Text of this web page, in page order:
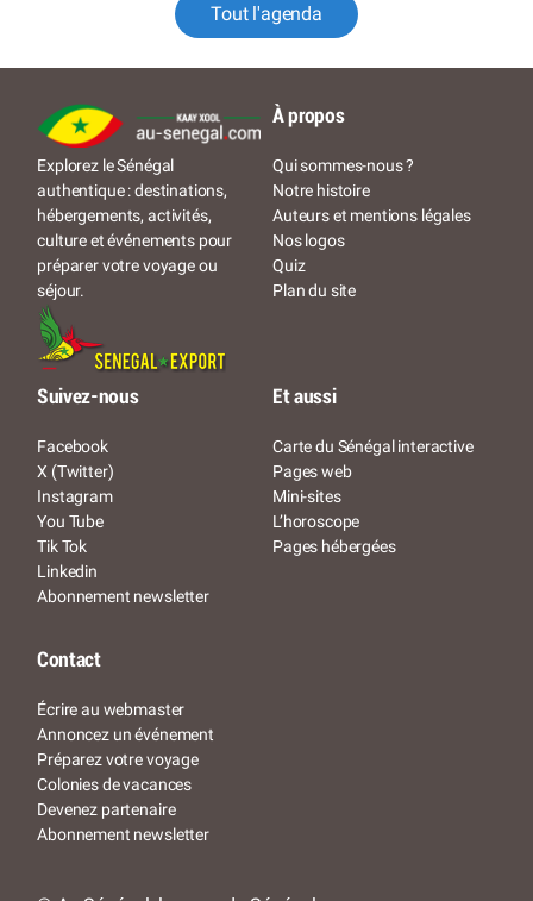
Tout l'agenda
Explorez le Sénégal
authentique : destinations,
hébergements, activités,
culture et événements pour
préparer votre voyage ou
séjour.
À propos
Qui sommes-nous ?
Notre histoire
Auteurs et mentions légales
Nos logos
Quiz
Plan du site
Suivez-nous
Facebook
X (Twitter)
Instagram
You Tube
Tik Tok
Linkedin
Abonnement newsletter
Et aussi
Carte du Sénégal interactive
Pages web
Mini-sites
L’horoscope
Pages hébergées
Contact
Écrire au webmaster
Annoncez un événement
Préparez votre voyage
Colonies de vacances
Devenez partenaire
Abonnement newsletter